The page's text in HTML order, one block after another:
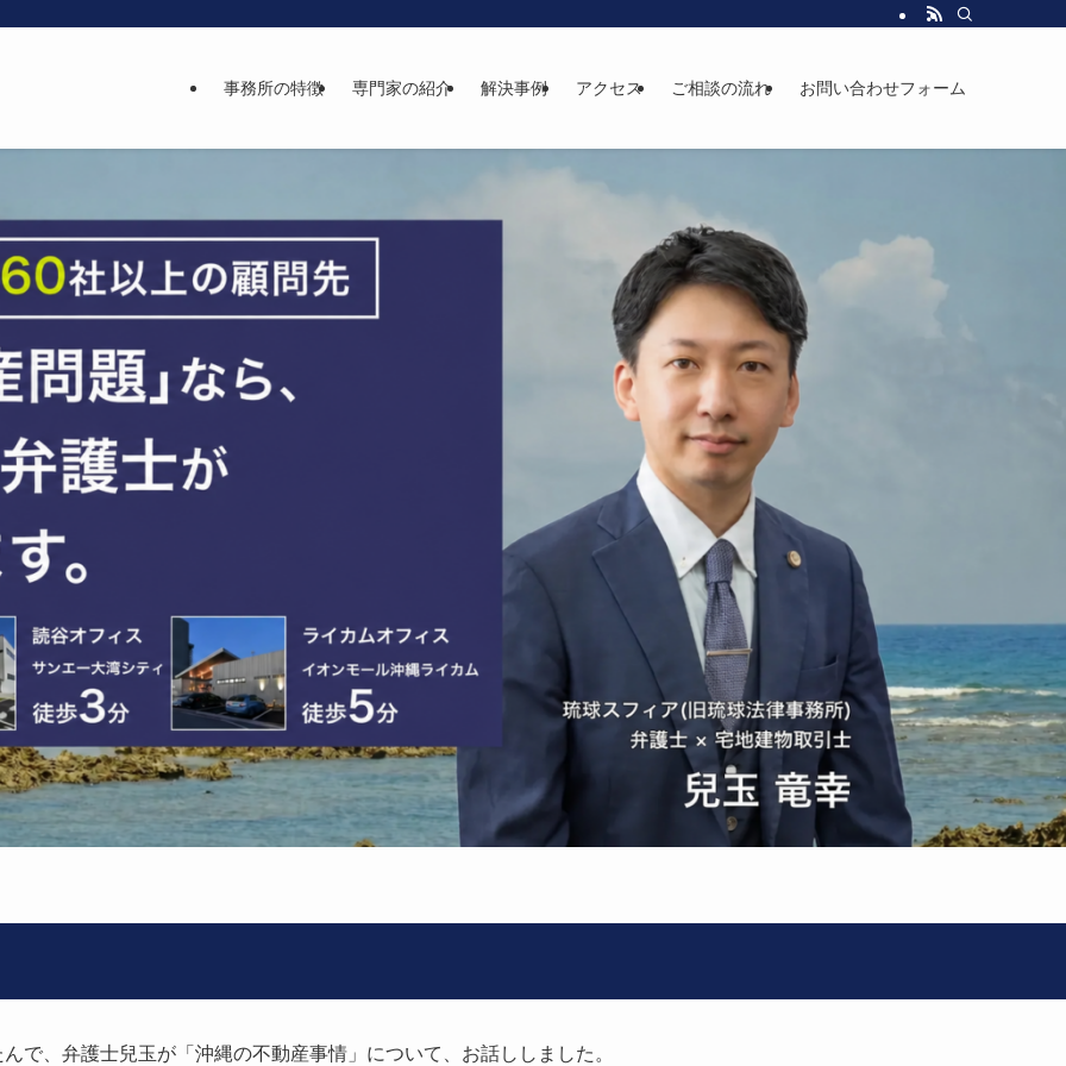
事務所の特徴 専門家の紹介 解決事例 アクセス ご相談の流れ お問い合わせフォーム
で、弁護士兒玉が「沖縄の不動産事情」について、お話ししました。